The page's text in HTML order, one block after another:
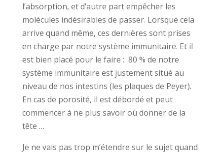
l’absorption, et d’autre part empêcher les
molécules indésirables de passer. Lorsque cela
arrive quand même, ces dernières sont prises
en charge par notre système immunitaire. Et il
est bien placé pour le faire : 80 % de notre
système immunitaire est justement situé au
niveau de nos intestins (les plaques de Peyer).
En cas de porosité, il est débordé et peut
commencer à ne plus savoir où donner de la
tête …
Je ne vais pas trop m’étendre sur le sujet quand